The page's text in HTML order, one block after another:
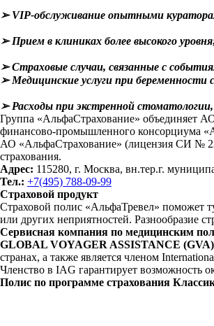
➢VIP-обслуживание опытными
➢Прием в клиниках более высокого
➢Страховые случаи, связанные с
➢Медицинские услуги при беременности
➢Расходы при экстренной
Группа «АльфаСтрахование»
финансово-промышленного консорциума
АО «АльфаСтрахование» (лицензия СИ №
страхования.
Адрес: 115280, г. Москва, вн.тер.г.
Тел.: +7(495) 788-09-99
Страховой продукт
Страховой полис «АльфаТревел» поможет
или других неприятностей. Разнообразие
Сервисная компания по медицинским
GLOBAL VOYAGER ASSISTANCE (GVA)
странах, а также является членом
Членство в IAG гарантирует возможность
Полис по программе страхования